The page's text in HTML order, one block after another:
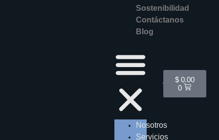
Sostenibilidad
Contáctanos
Blog
Nosotros
Servicios
$0.00
0